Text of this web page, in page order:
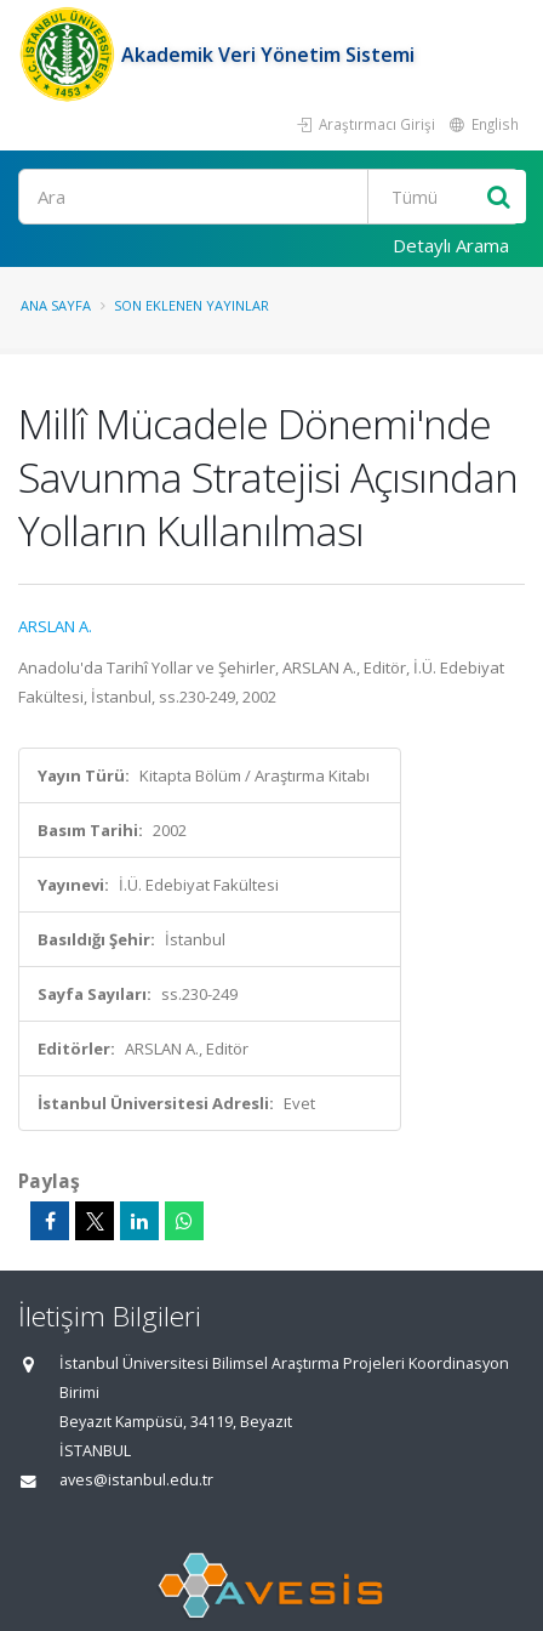
Akademik Veri Yönetim Sistemi
Araştırmacı Girişi English
Ara
Detaylı Arama
ANA SAYFA SON EKLENEN YAYINLAR
Millî Mücadele Dönemi'nde
Savunma Stratejisi Açısından
Yolların Kullanılması
ARSLAN A.
Anadolu'da Tarihî Yollar ve Şehirler, ARSLAN A., Editör, İ.Ü. Edebiyat
Fakültesi, İstanbul, ss.230-249, 2002
Yayın Türü: Kitapta Bölüm / Araştırma Kitabı
Basım Tarihi: 2002
Yayınevi: İ.Ü. Edebiyat Fakültesi
Basıldığı Şehir: İstanbul
Sayfa Sayıları: ss.230-249
Editörler: ARSLAN A., Editör
İstanbul Üniversitesi Adresli: Evet
Paylaş
İletişim Bilgileri
İstanbul Üniversitesi Bilimsel Araştırma Projeleri Koordinasyon
Birimi
Beyazıt Kampüsü, 34119, Beyazıt
İSTANBUL
aves@istanbul.edu.tr